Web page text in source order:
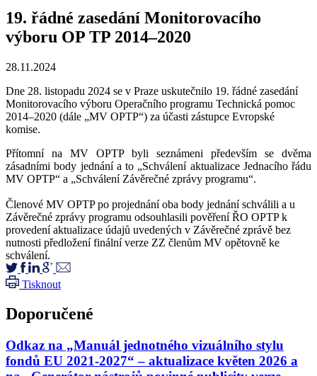
19. řádné zasedání Monitorovacího
výboru OP TP 2014–2020
28.11.2024
Dne 28. listopadu 2024 se v Praze uskutečnilo 19. řádné zasedání
Monitorovacího výboru Operačního programu Technická pomoc
2014–2020 (dále „MV OPTP“) za účasti zástupce Evropské
komise.
Přítomní na MV OPTP byli seznámeni především se dvěma
zásadními body jednání a to „Schválení aktualizace Jednacího řádu
MV OPTP“ a „Schválení Závěrečné zprávy programu“.
Členové MV OPTP po projednání oba body jednání schválili a u
Závěrečné zprávy programu odsouhlasili pověření ŘO OPTP k
provedení aktualizace údajů uvedených v Závěrečné zprávě bez
nutnosti předložení finální verze ZZ členům MV opětovně ke
schválení.
Tisknout
Doporučené
Odkaz na „Manuál jednotného vizuálního stylu
fondů EU 2021-2027“ – aktualizace květen 2026 a